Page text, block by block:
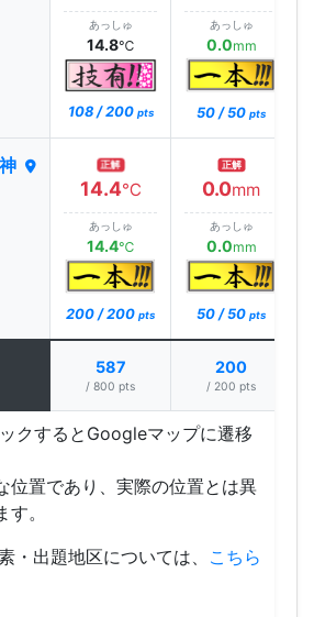
あっしゅ
14.8℃
108 / 200 pts
あっしゅ
0.0mm
50 / 50 pts
正解
14.4℃
あっしゅ
14.4℃
200 / 200 pts
正解
0.0mm
あっしゅ
0.0mm
50 / 50 pts
587
/ 800 pts
200
/ 200 pts
クするとGoogleマップに遷移
位置であり、実際の位置とは異
。
・出題地区については、 こちら